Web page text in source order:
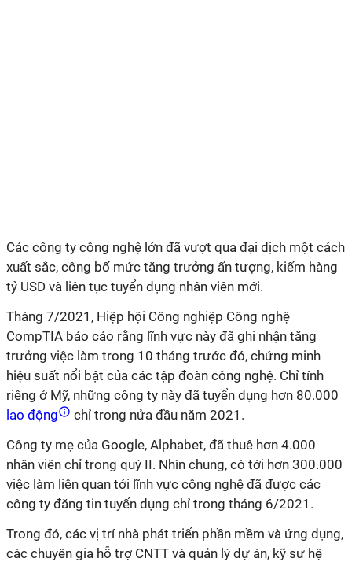
Các công ty công nghệ lớn đã vượt qua đại dịch một cách
xuất sắc, công bố mức tăng trưởng ấn tượng, kiếm hàng
tỷ USD và liên tục tuyển dụng nhân viên mới.
Tháng 7/2021, Hiệp hội Công nghiệp Công nghệ
CompTIA báo cáo rằng lĩnh vực này đã ghi nhận tăng
trưởng việc làm trong 10 tháng trước đó, chứng minh
hiệu suất nổi bật của các tập đoàn công nghệ. Chỉ tính
riêng ở Mỹ, những công ty này đã tuyển dụng hơn 80.000
lao động
chỉ trong nửa đầu năm 2021.
Công ty mẹ của Google, Alphabet, đã thuê hơn 4.000
nhân viên chỉ trong quý II. Nhìn chung, có tới hơn 300.000
việc làm liên quan tới lĩnh vực công nghệ đã được các
công ty đăng tin tuyển dụng chỉ trong tháng 6/2021.
Trong đó, các vị trí nhà phát triển phần mềm và ứng dụng,
các chuyên gia hỗ trợ CNTT và quản lý dự án, kỹ sư hệ